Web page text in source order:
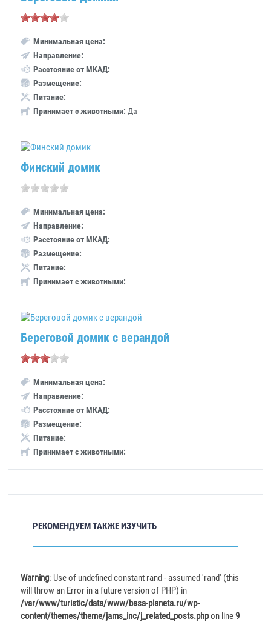
Минимальная цена:
Направление:
Расстояние от МКАД:
Размещение:
Питание:
Принимает с животными: Да
Финский домик
Минимальная цена:
Направление:
Расстояние от МКАД:
Размещение:
Питание:
Принимает с животными:
Береговой домик с верандой
Минимальная цена:
Направление:
Расстояние от МКАД:
Размещение:
Питание:
Принимает с животными:
РЕКОМЕНДУЕМ ТАКЖЕ ИЗУЧИТЬ
Warning: Use of undefined constant rand - assumed 'rand' (this
will throw an Error in a future version of PHP) in
/var/www/turistic/data/www/basa-planeta.ru/wp-
content/themes/theme/jams_inc/j_related_posts.phpon line9